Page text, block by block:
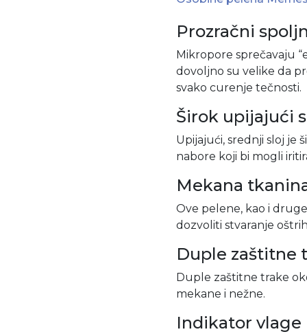
Prozračni
Mikropore sprečavaju
dovoljno su velike da
svako curenje tečnosti.
Širok upijajući
Upijajući, srednji sloj je
nabore koji bi mogli
Mekana
Ove pelene, kao i
dozvoliti stvaranje
Duple zaštitne
Duple zaštitne trake
mekane i nežne.
Indikator vlage